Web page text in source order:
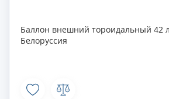
Баллон внешний тороидальный 42
Белоруссия